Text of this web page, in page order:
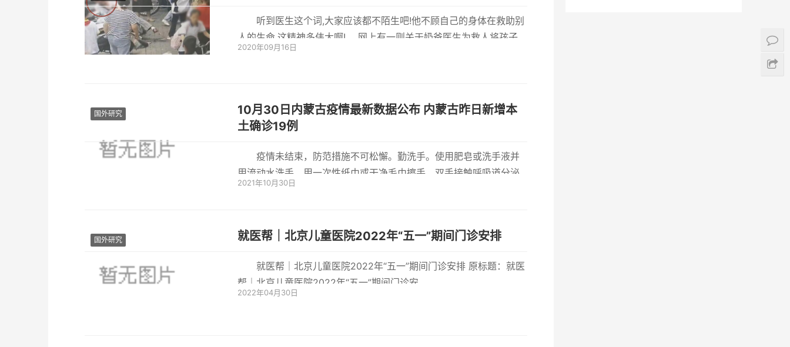
听到医生这个词,大家应该都不陌生吧!他不顾自己的身体在救助别
人的生命,这精神多伟大啊! ，网上有一则关于奶爸医生为救人将孩子塞
路人的话
2020年09月16日
国外研究
10月30日内蒙古疫情最新数据公布 内蒙古昨日新增本
土确诊19例
疫情未结束，防范措施不可松懈。勤洗手。使用肥皂或洗手液并
用流动水洗手，用一次性纸巾或干净毛巾擦手。双手接触呼吸道分泌
物后(如打喷嚏
2021年10月30日
国外研究 就医帮｜北京儿童医院2022年“五一”期间门诊安排
就医帮｜北京儿童医院2022年“五一”期间门诊安排 原标题：就医
帮｜北京儿童医院2022年“五一”期间门诊安
2022年04月30日